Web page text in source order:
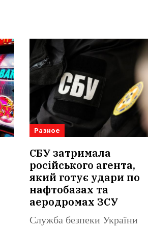
Разное
СБУ затримала
російського агента,
який готує удари по
нафтобазах та
аеродромах ЗСУ
Служба безпеки України